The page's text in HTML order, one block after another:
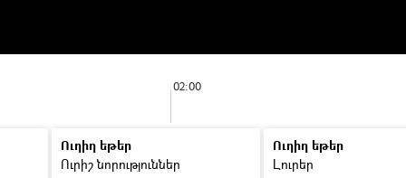
02:00
Ուղիղ եթեր
Ուրիշ նորություններ
Ուղիղ եթեր
Լուրեր